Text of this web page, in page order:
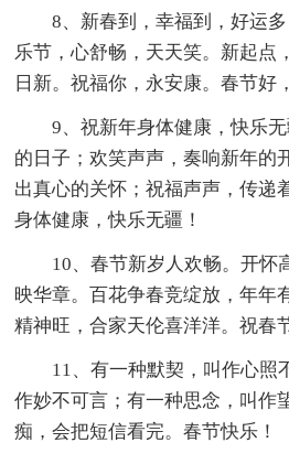
8、新春到，幸福到，好运
乐节，心舒畅，天天笑。新起点
日新。祝福你，永安康。春节好
9、祝新年身体健康，快乐
的日子；欢笑声声，奏响新年的
出真心的关怀；祝福声声，传递
身体健康，快乐无疆！
10、春节新岁人欢畅。开怀
映华章。百花争春竞绽放，年年
精神旺，合家天伦喜洋洋。祝春
11、有一种默契，叫作心照
作妙不可言；有一种思念，叫作
痴，会把短信看完。春节快乐！